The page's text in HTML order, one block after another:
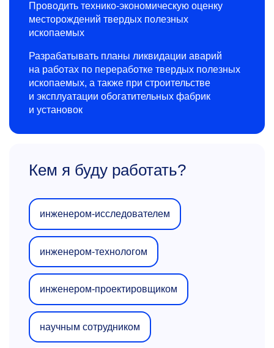
Проводить технико-экономическую оценку
месторождений твердых полезных
ископаемых
Разрабатывать планы ликвидации аварий
на работах по переработке твердых полезных
ископаемых, а также при строительстве
и эксплуатации обогатительных фабрик
и установок
Кем я буду работать?
инженером-исследователем
инженером-технологом
инженером-проектировщиком
научным сотрудником